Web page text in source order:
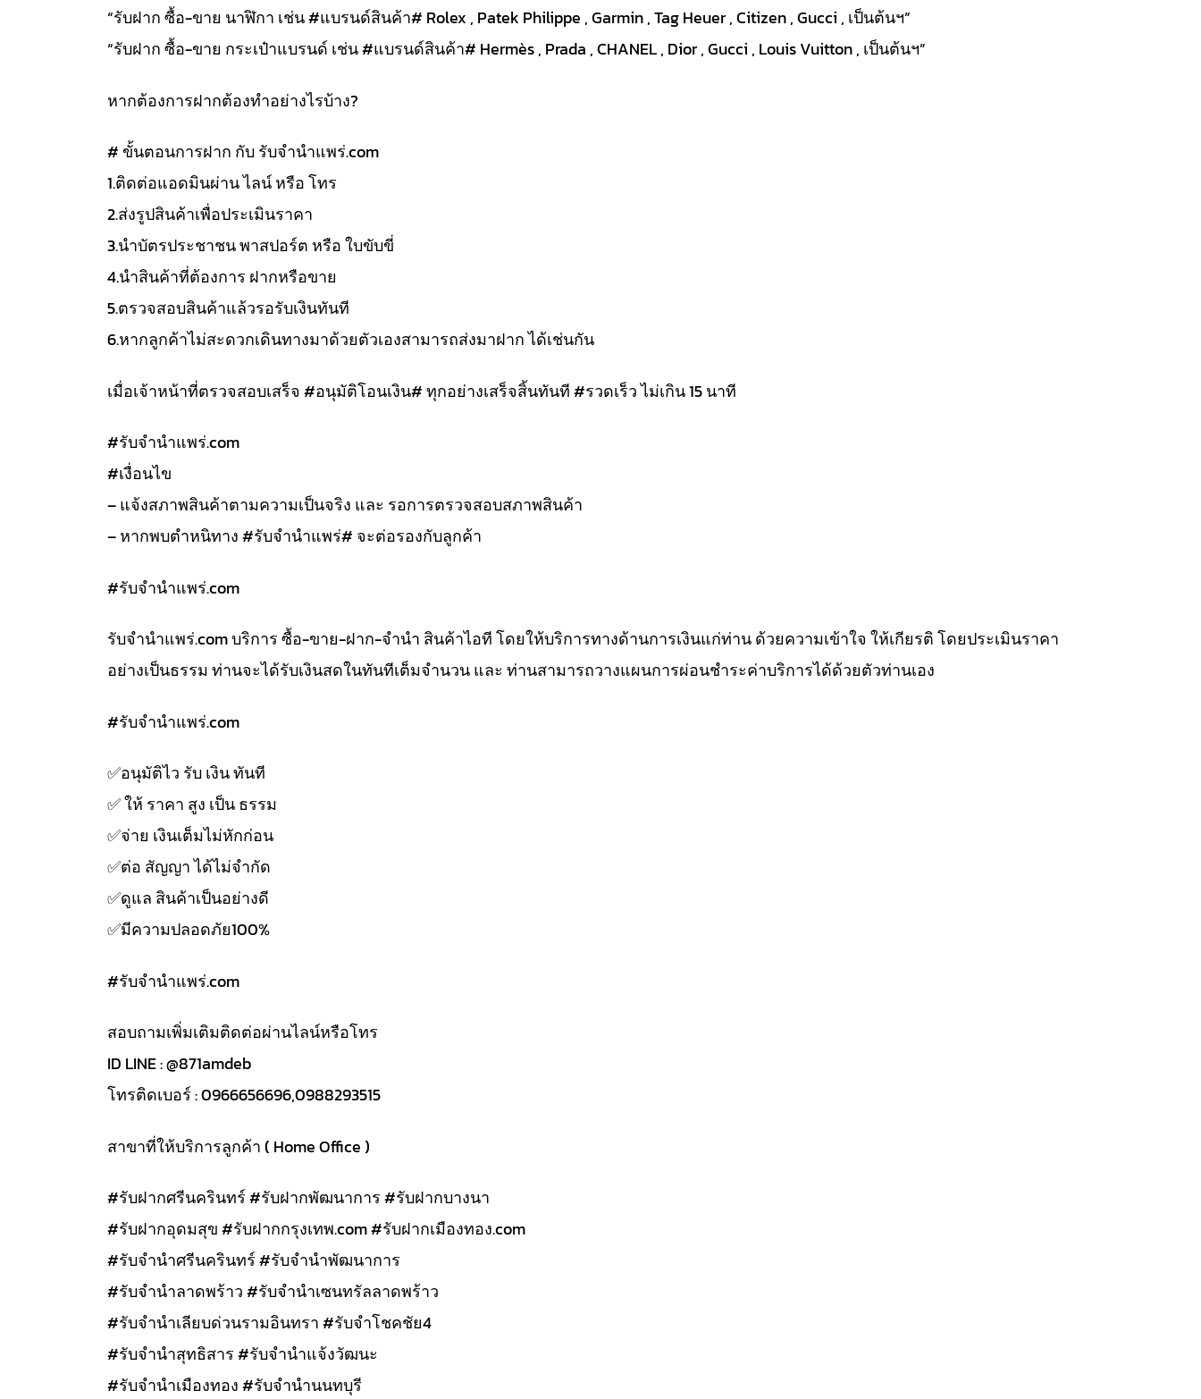
“รับฝาก ซื้อ-ขาย นาฬิกา เช่น #แบรนด์สินค้า# Rolex , Patek Philippe , Garmin , Tag Heuer , Citizen , Gucci , เป็นต้นฯ”
“รับฝาก ซื้อ-ขาย กระเป๋าแบรนด์ เช่น #แบรนด์สินค้า# Hermès , Prada , CHANEL , Dior , Gucci , Louis Vuitton , เป็นต้นฯ”
หากต้องการฝากต้องทำอย่างไรบ้าง?
# ขั้นตอนการฝาก กับ รับจำนำแพร่.com
1.ติดต่อแอดมินผ่าน ไลน์ หรือ โทร
2.ส่งรูปสินค้าเพื่อประเมินราคา
3.นำบัตรประชาชน พาสปอร์ต หรือ ใบขับขี่
4.นำสินค้าที่ต้องการ ฝากหรือขาย
5.ตรวจสอบสินค้าแล้วรอรับเงินทันที
6.หากลูกค้าไม่สะดวกเดินทางมาด้วยตัวเองสามารถส่งมาฝาก ได้เช่นกัน
เมื่อเจ้าหน้าที่ตรวจสอบเสร็จ #อนุมัติโอนเงิน# ทุกอย่างเสร็จสิ้นทันที #รวดเร็ว ไม่เกิน 15 นาที
#รับจํานําแพร่.com
#เงื่อนไข
– แจ้งสภาพสินค้าตามความเป็นจริง และ รอการตรวจสอบสภาพสินค้า
– หากพบตำหนิทาง #รับจำนำแพร่# จะต่อรองกับลูกค้า
#รับจํานําแพร่.com
รับจํานําแพร่.com บริการ ซื้อ-ขาย-ฝาก-จำนำ สินค้าไอที โดยให้บริการทางด้านการเงินแก่ท่าน ด้วยความเข้าใจ ให้เกียรติ โดยประเมินราคา
อย่างเป็นธรรม ท่านจะได้รับเงินสดในทันทีเต็มจำนวน และ ท่านสามารถวางแผนการผ่อนชำระค่าบริการได้ด้วยตัวท่านเอง
#รับจํานําแพร่.com
✅️อนุมัติไว รับ เงิน ทันที
✅️ ให้ ราคา สูง เป็น ธรรม
✅️จ่าย เงินเต็มไม่หักก่อน
✅️ต่อ สัญญา ได้ไม่จำกัด
✅️ดูแล สินค้าเป็นอย่างดี
✅️มีความปลอดภัย100%
#รับจํานําแพร่.com
สอบถามเพิ่มเติมติดต่อผ่านไลน์หรือโทร
ID LINE : @871amdeb
โทรติดเบอร์ : 0966656696,0988293515
สาขาที่ให้บริการลูกค้า ( Home Office )
#รับฝากศรีนครินทร์ #รับฝากพัฒนาการ #รับฝากบางนา
#รับฝากอุดมสุข #รับฝากกรุงเทพ.com #รับฝากเมืองทอง.com
#รับจำนำศรีนครินทร์ #รับจำนำพัฒนาการ
#รับจำนำลาดพร้าว #รับจำนำเซนทรัลลาดพร้าว
#รับจำนำเลียบด่วนรามอินทรา #รับจำโชคชัย4
#รับจำนำสุทธิสาร #รับจำนำแจ้งวัฒนะ
#รับจำนำเมืองทอง #รับจำนำนนทบุรี